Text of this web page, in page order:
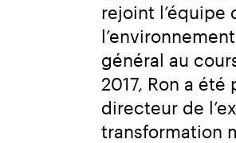
rejoint l’équipe
général au
2017, Ron a
directeur de
transformation